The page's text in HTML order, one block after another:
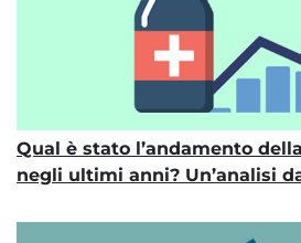
Qual è stato l’andamento
negli ultimi anni? Un’analisi